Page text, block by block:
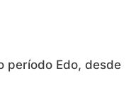
período Edo, desde